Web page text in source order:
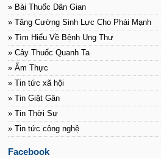
» Bài Thuốc Dân Gian
» Tăng Cường Sinh Lực Cho Phái Mạnh
» Tìm Hiểu Về Bệnh Ung Thư
» Cây Thuốc Quanh Ta
» Ẩm Thực
» Tin tức xã hội
» Tin Giật Gân
» Tin Thời Sự
» Tin tức công nghệ
Facebook